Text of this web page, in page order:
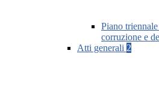
Piano
corruzione e
Atti generali 2